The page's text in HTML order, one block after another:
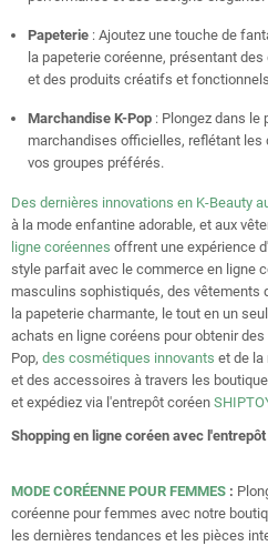
Papeterie : Ajoutez une touche de
la papeterie coréenne, présentant
et des produits créatifs et
Marchandise K-Pop : Plongez dans le
marchandises officielles, reflétant
vos groupes préférés.
Des dernières innovations en K-Beauty
à la mode enfantine adorable, et aux
ligne coréennes offrent une expérience
style parfait avec le commerce en ligne
masculins sophistiqués, des vêtements
la papeterie charmante, le tout en un
achats en ligne coréens pour obtenir
Pop, des cosmétiques innovants et de la
et des accessoires à travers les
et expédiez via l'entrepôt coréen
Shopping en ligne coréen avec
MODE CORÉENNE POUR FEMMES :
coréenne pour femmes avec notre
les dernières tendances et les pièces